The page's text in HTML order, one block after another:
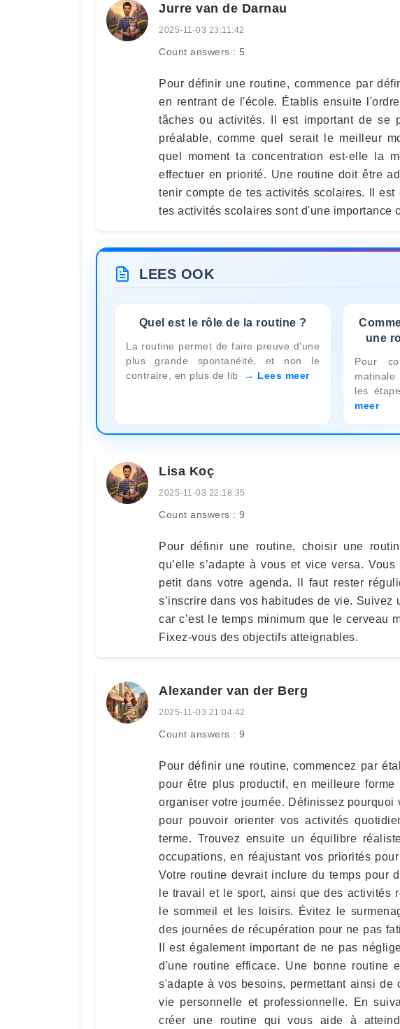
Jurre van de Darnau
2025-11-03 23:11:42
Count answers : 5
Pour définir une routine, commence par
en rentrant de l'école. Établis ensuite
tâches ou activités. Il est important de se
préalable, comme quel serait le meilleur
quel moment ta concentration est-elle la
effectuer en priorité. Une routine doit être
tenir compte de tes activités scolaires. Il
tes activités scolaires sont d'une importance
LEES OOK
Quel est le rôle de la routine ?
La routine permet de faire preuve d’une
plus grande spontanéité, et non le
contraire, en plus de lib
Lees meer
une
Pour
les
meer
Lisa Koç
2025-11-03 22:18:35
Count answers : 9
Pour définir une routine, choisir une
qu’elle s’adapte à vous et vice versa.
petit dans votre agenda. Il faut rester
s’inscrire dans vos habitudes de vie. Suivez
car c’est le temps minimum que le cerveau
Fixez-vous des objectifs atteignables.
Alexander van der Berg
2025-11-03 21:04:42
Count answers : 9
Pour définir une routine, commencez par
pour être plus productif, en meilleure
organiser votre journée. Définissez pourquoi
pour pouvoir orienter vos activités
terme. Trouvez ensuite un équilibre
occupations, en réajustant vos priorités
Votre routine devrait inclure du temps pour
le travail et le sport, ainsi que des activités
le sommeil et les loisirs. Évitez le
des journées de récupération pour ne pas
Il est également important de ne pas
d'une routine efficace. Une bonne routine
s'adapte à vos besoins, permettant ainsi
vie personnelle et professionnelle. En
créer une routine qui vous aide à